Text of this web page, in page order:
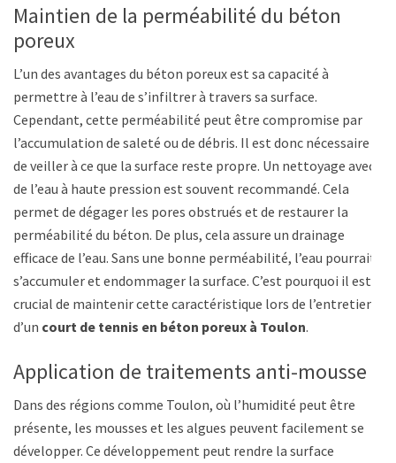
Maintien de la perméabilité du béton
poreux
L’un des avantages du béton poreux est sa capacité à
permettre à l’eau de s’infiltrer à travers sa surface.
Cependant, cette perméabilité peut être compromise par
l’accumulation de saleté ou de débris. Il est donc nécessaire
de veiller à ce que la surface reste propre. Un nettoyage avec
de l’eau à haute pression est souvent recommandé. Cela
permet de dégager les pores obstrués et de restaurer la
perméabilité du béton. De plus, cela assure un drainage
efficace de l’eau. Sans une bonne perméabilité, l’eau pourrait
s’accumuler et endommager la surface. C’est pourquoi il est
crucial de maintenir cette caractéristique lors de l’entretien
d’un court de tennis en béton poreux à Toulon.
Application de traitements anti-mousse
Dans des régions comme Toulon, où l’humidité peut être
présente, les mousses et les algues peuvent facilement se
développer. Ce développement peut rendre la surface